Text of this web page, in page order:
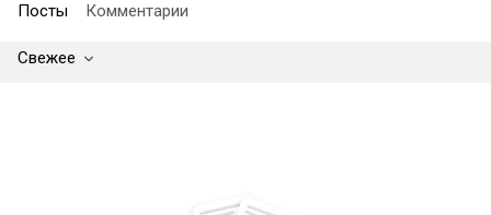
Посты Комментарии
Свежее